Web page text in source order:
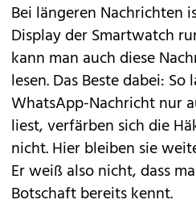
Bei längeren Nachrichten
Display der Smartwatch
kann man auch diese
lesen. Das Beste dabei:
WhatsApp-Nachricht nur
liest, verfärben sich die
nicht. Hier bleiben sie
Er weiß also nicht, dass
Botschaft bereits kennt.